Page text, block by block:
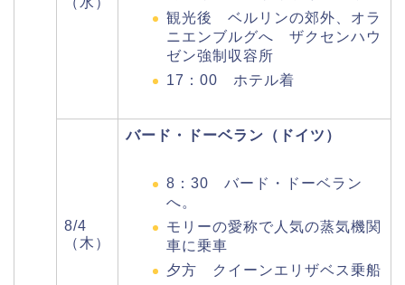
観光後 ベルリンの郊外、オラ
ニエンブルグへ ザクセンハウ
ゼン強制収容所
17：00 ホテル着
8/4
（木）
バード・ドーベラン（ドイツ）
8：30 バード・ドーベラン
へ。
モリーの愛称で人気の蒸気機関
車に乗車
夕方 クイーンエリザベス乗船